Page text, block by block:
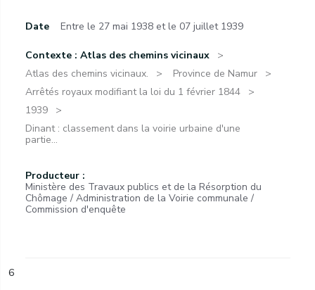
Date Entre le 27 mai 1938 et le 07 juillet 1939
Contexte : Atlas des chemins vicinaux
Atlas des chemins vicinaux.
Province de Namur
Arrêtés royaux modifiant la loi du 1 février 1844
1939
Dinant : classement dans la voirie urbaine d'une
partie...
Producteur :
Ministère des Travaux publics et de la Résorption du
Chômage / Administration de la Voirie communale /
Commission d'enquête
6